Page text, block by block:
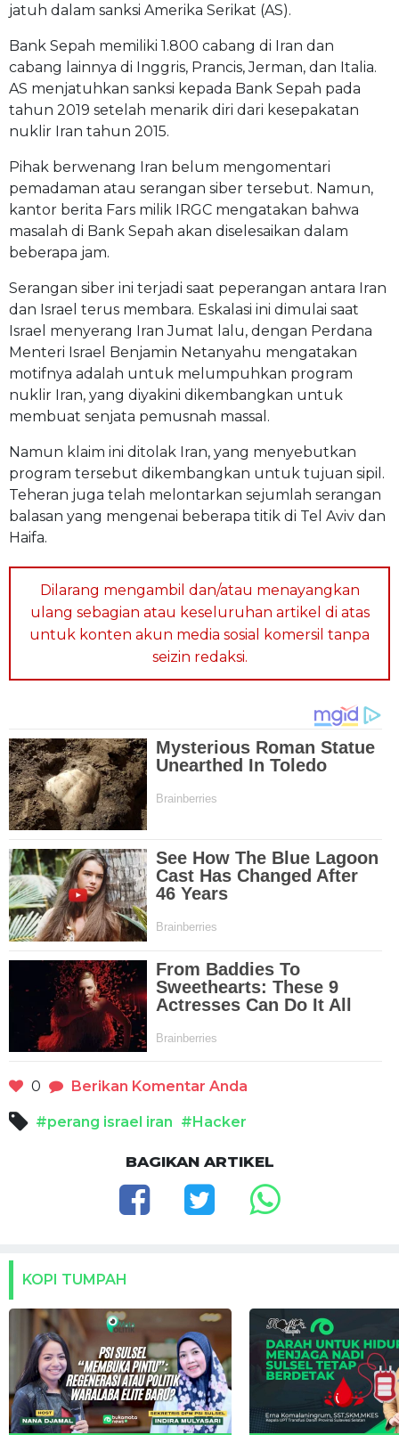
jatuh dalam sanksi Amerika Serikat (AS).
Bank Sepah memiliki 1.800 cabang di Iran dan
cabang lainnya di Inggris, Prancis, Jerman, dan Italia.
AS menjatuhkan sanksi kepada Bank Sepah pada
tahun 2019 setelah menarik diri dari kesepakatan
nuklir Iran tahun 2015.
Pihak berwenang Iran belum mengomentari
pemadaman atau serangan siber tersebut. Namun,
kantor berita Fars milik IRGC mengatakan bahwa
masalah di Bank Sepah akan diselesaikan dalam
beberapa jam.
Serangan siber ini terjadi saat peperangan antara Iran
dan Israel terus membara. Eskalasi ini dimulai saat
Israel menyerang Iran Jumat lalu, dengan Perdana
Menteri Israel Benjamin Netanyahu mengatakan
motifnya adalah untuk melumpuhkan program
nuklir Iran, yang diyakini dikembangkan untuk
membuat senjata pemusnah massal.
Namun klaim ini ditolak Iran, yang menyebutkan
program tersebut dikembangkan untuk tujuan sipil.
Teheran juga telah melontarkan sejumlah serangan
balasan yang mengenai beberapa titik di Tel Aviv dan
Haifa.
Dilarang mengambil dan/atau menayangkan
ulang sebagian atau keseluruhan artikel di atas
untuk konten akun media sosial komersil tanpa
seizin redaksi.
0 Berikan Komentar Anda
#perang israel iran #Hacker
BAGIKAN ARTIKEL
KOPI TUMPAH